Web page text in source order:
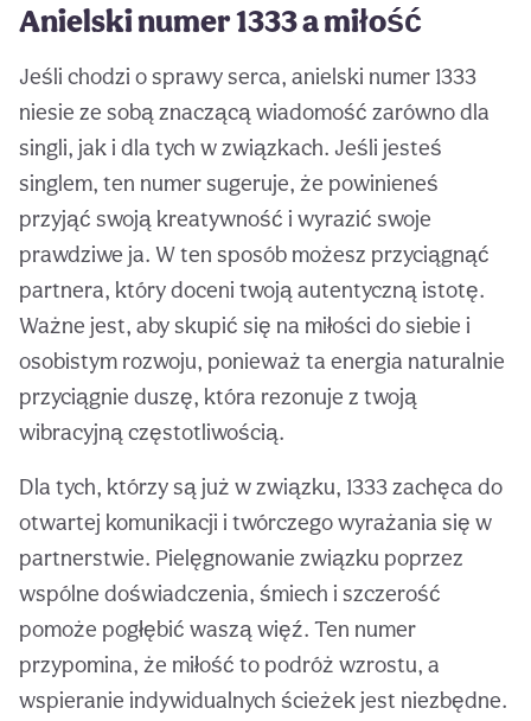
Anielski numer 1333 a miłość
Jeśli chodzi o sprawy serca, anielski numer 1333
niesie ze sobą znaczącą wiadomość zarówno dla
singli, jak i dla tych w związkach. Jeśli jesteś
singlem, ten numer sugeruje, że powinieneś
przyjąć swoją kreatywność i wyrazić swoje
prawdziwe ja. W ten sposób możesz przyciągnąć
partnera, który doceni twoją autentyczną istotę.
Ważne jest, aby skupić się na miłości do siebie i
osobistym rozwoju, ponieważ ta energia naturalnie
przyciągnie duszę, która rezonuje z twoją
wibracyjną częstotliwością.
Dla tych, którzy są już w związku, 1333 zachęca do
otwartej komunikacji i twórczego wyrażania się w
partnerstwie. Pielęgnowanie związku poprzez
wspólne doświadczenia, śmiech i szczerość
pomoże pogłębić waszą więź. Ten numer
przypomina, że miłość to podróż wzrostu, a
wspieranie indywidualnych ścieżek jest niezbędne.